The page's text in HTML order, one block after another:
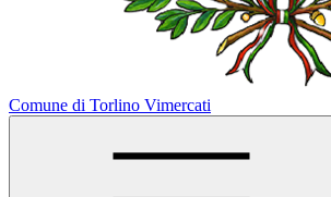
Comune di Torlino Vimercati